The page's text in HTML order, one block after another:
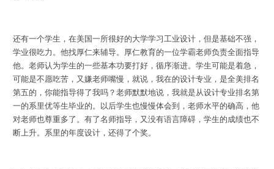
还有一个学生，在美国一所很好的大学学习工业设计，但是基础不强，
学业很吃力。他找厚仁来辅导。厚仁教育的一位学霸老师负责全面指导
他。老师认为学生的一些基本功要打好，循序渐进。学生可能是着急，
可能是不愿吃苦，又嫌老师嘴慢，就说，我在的设计专业，是全美排名
第五的，你能指导得了我吗？老师默默地说，我就是从设计专业排名第
一的系里优等生毕业的。以后学生也慢慢体会到，老师水平的确高，他
对老师也尊重多了。有了名师指导，又没有语言障碍，学生的成绩也不
断上升。系里的年度设计，还得了个奖。